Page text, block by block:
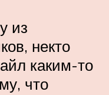
из
некто
каким-то
что